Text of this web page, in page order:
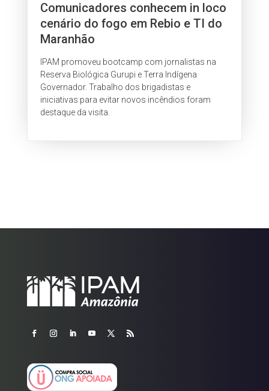
Comunicadores conhecem in loco
cenário do fogo em Rebio e TI do
Maranhão
IPAM promoveu bootcamp com jornalistas na
Reserva Biológica Gurupi e Terra Indígena
Governador. Trabalho dos brigadistas e
iniciativas para evitar novos incêndios foram
destaque da visita.